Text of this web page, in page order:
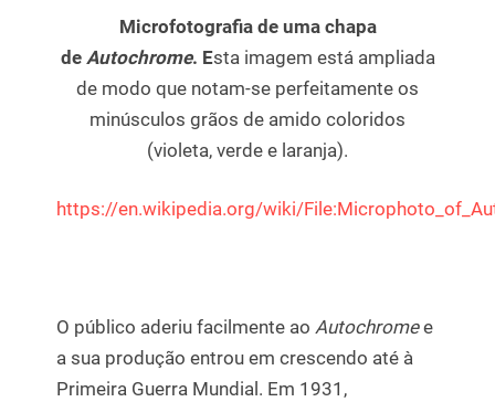
Microfotografia de uma chapa
de Autochrome. Esta imagem está ampliada
de modo que notam-se perfeitamente os
minúsculos grãos de amido coloridos
(violeta, verde e laranja).
https://en.wikipedia.org/wiki/
O público aderiu facilmente ao Autochromee
a sua produção entrou em crescendo até à
Primeira Guerra Mundial. Em 1931,